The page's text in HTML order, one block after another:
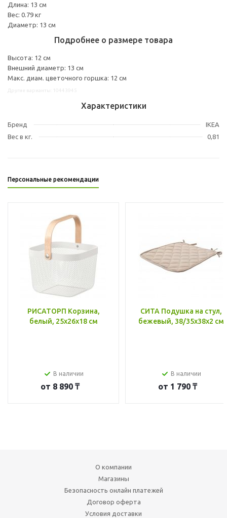
Длина: 13 см
Вес: 0.79 кг
Диаметр: 13 см
Подробнее о размере товара
Высота: 12 см
Внешний диаметр: 13 см
Макс. диам. цветочного горшка: 12 см
Характеристики
Бренд
IKEA
Вес в кг.
0,81
Персональные рекомендации
РИСАТОРП Корзина,
белый, 25x26x18 см
В наличии
от 8 890 ₸
СИТА Подушка на стул,
бежевый, 38/35x38x2 см
В наличии
от 1 790 ₸
О компании
Магазины
Безопасность онлайн платежей
Договор оферта
Условия доставки